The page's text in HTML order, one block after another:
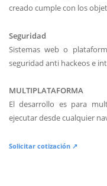
creado cumple con los
Seguridad
Sistemas web o
seguridad anti hackeos e
MULTIPLATAFORMA
El desarrollo es para
ejecutar desde cualquier
Solicitar cotización ↗